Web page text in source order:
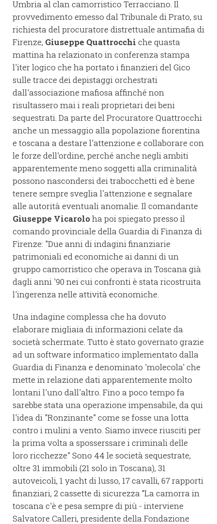
Umbria al clan camorristico Terracciano. Il
provvedimento emesso dal Tribunale di Prato, su
richiesta del procuratore distrettuale antimafia di
Firenze, Giuseppe Quattrocchi che quasta
mattina ha relazionato in conferenza stampa
l'iter logico che ha portato i finanzieri del Gico
sulle tracce dei depistaggi orchestrati
dall'associazione mafiosa affinché non
risultassero mai i reali proprietari dei beni
sequestrati. Da parte del Procuratore Quattrocchi
anche un messaggio alla popolazione fiorentina
e toscana a destare l'attenzione e collaborare con
le forze dell'ordine, perché anche negli ambiti
apparentemente meno soggetti alla criminalità
possono nascondersi dei trabocchetti ed è bene
tenere sempre sveglia l'attenzione e segnalare
alle autorità eventuali anomalie. Il comandante
Giuseppe Vicaroloha poi spiegato presso il
comando provinciale della Guardia di Finanza di
Firenze: "Due anni di indagini finanziarie
patrimoniali ed economiche ai danni di un
gruppo camorristico che operava in Toscana già
dagli anni '90 nei cui confronti è stata ricostruita
l'ingerenza nelle attività economiche.
Una indagine complessa che ha dovuto
elaborare migliaia di informazioni celate da
società schermate. Tutto è stato governato grazie
ad un software informatico implementato dalla
Guardia di Finanza e denominato 'molecola' che
mette in relazione dati apparentemente molto
lontani l'uno dall'altro. Fino a poco tempo fa
sarebbe stata una operazione impensabile, da qui
l'idea di "Ronzinante" come se fosse una lotta
contro i mulini a vento. Siamo invece riusciti per
la prima volta a sposserssare i criminali delle
loro ricchezze" Sono 44 le società sequestrate,
oltre 31 immobili (21 solo in Toscana), 31
autoveicoli, 1 yacht di lusso, 17 cavalli, 67 rapporti
finanziari, 2 cassette di sicurezza “La camorra in
toscana c'è e pesa sempre di più - interviene
Salvatore Calleri, presidente della Fondazione